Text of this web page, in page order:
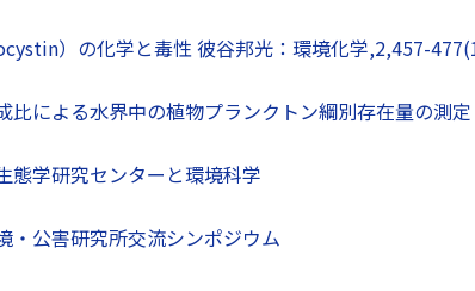
）の化学と毒性 彼谷邦光：環境化学,2,457-
比による水界中の植物プランクトン綱別存在量の測定
態学研究センターと環境科学
・公害研究所交流シンポジウム